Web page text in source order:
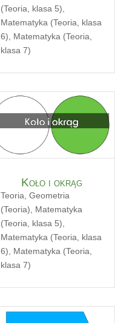
(Teoria, klasa 5)
Matematyka (Teoria, klasa
6)
Matematyka (Teoria,
klasa 7)
Koło i okrąg
Teoria Geometria
(Teoria)
Matematyka
(Teoria, klasa 5)
Matematyka (Teoria, klasa
6)
Matematyka (Teoria,
klasa 7)